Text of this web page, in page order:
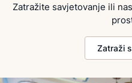
Zatražite savjetovanje ili
Zatraži